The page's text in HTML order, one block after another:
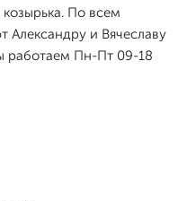
По всем
Александру и Вячеславу
работаем Пн-Пт 09-18